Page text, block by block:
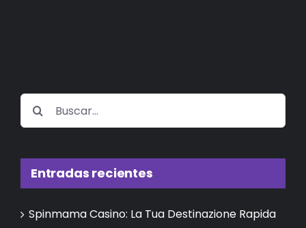
Buscar:
Entradas recientes
Spinmama Casino: La Tua Destinazione Rapida